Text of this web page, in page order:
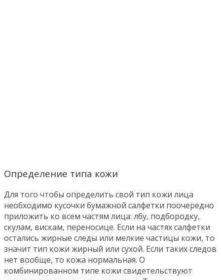
Определение типа кожи
Для того чтобы определить свой тип кожи лица
необходимо кусочки бумажной салфетки поочередно
приложить ко всем частям лица: лбу, подбородку,
скулам, вискам, переносице. Если на частях салфетки
остались жирные следы или мелкие частицы кожи, то
значит тип кожи жирный или сухой. Если таких следов
нет вообще, то кожа нормальная. О
комбинированном типе кожи свидетельствуют